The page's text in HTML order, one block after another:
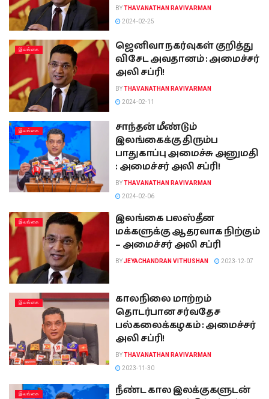
BYTHAVANATHAN RAVIVARMAN
2024-02-25
இலங்கை
ஜெனிவா நகர்வுகள் குறித்து
விசேட அவதானம் : அமைச்சர்
அலி சப்ரி!
BYTHAVANATHAN RAVIVARMAN
2024-02-11
இலங்கை
சாந்தன் மீண்டும்
இலங்கைக்கு திரும்ப
பாதுகாப்பு அமைச்சு அனுமதி
: அமைச்சர் அலி சப்ரி!
BYTHAVANATHAN RAVIVARMAN
2024-02-06
இலங்கை
இலங்கை பலஸ்தீன
மக்களுக்கு ஆதரவாக நிற்கும்
– அமைச்சர் அலி சப்ரி
BYJEYACHANDRAN VITHUSHAN 2023-12-07
இலங்கை
காலநிலை மாற்றம்
தொடர்பான சர்வதேச
பல்கலைக்கழகம் : அமைச்சர்
அலி சப்ரி!
BYTHAVANATHAN RAVIVARMAN
2023-11-30
இலங்கை
நீண்ட கால இலக்குகளுடன்